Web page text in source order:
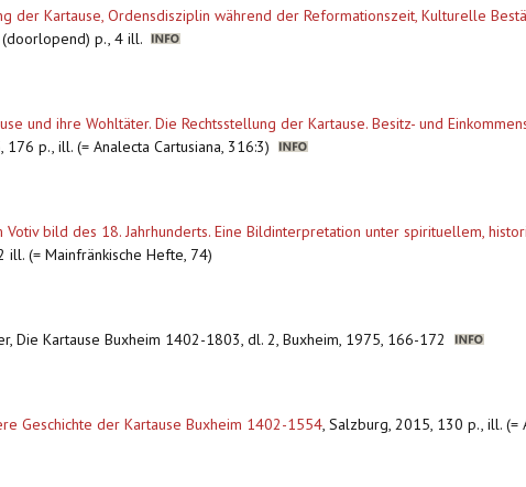
der Kartause, Ordensdisziplin während der Reformationszeit, Kulturelle
p., 4 ill.
und ihre Wohltäter. Die Rechtsstellung der Kartause. Besitz- und
p., ill. (= Analecta Cartusiana, 316:3)
bild des 18. Jahrhunderts. Eine Bildinterpretation unter spirituellem,
(= Mainfränkische Hefte, 74)
Die Kartause Buxheim 1402-1803, dl. 2, Buxheim, 1975, 166-172
Geschichte der Kartause Buxheim 1402-1554, Salzburg, 2015, 130 p., ill. (=